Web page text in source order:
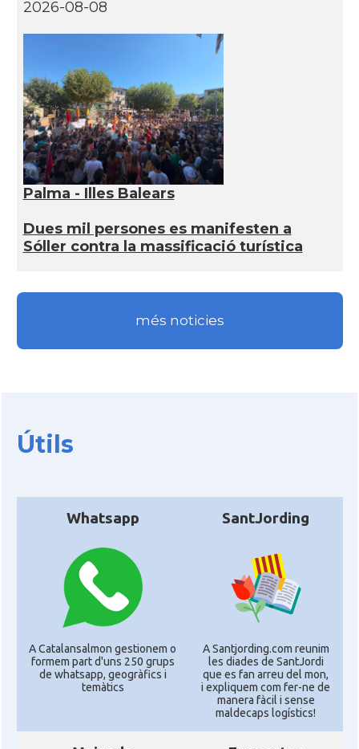
2026-08-08
Palma - Illes Balears
Dues mil persones es manifesten a
Sóller contra la massificació turística
més noticies
Útils
Whatsapp
A Catalansalmon gestionem o
formem part d'uns 250 grups
de whatsapp, geogràfics i
temàtics
SantJording
A Santjording.com reunim
les diades de SantJordi
que es fan arreu del mon,
i expliquem com fer-ne de
manera fàcil i sense
maldecaps logí­stics!